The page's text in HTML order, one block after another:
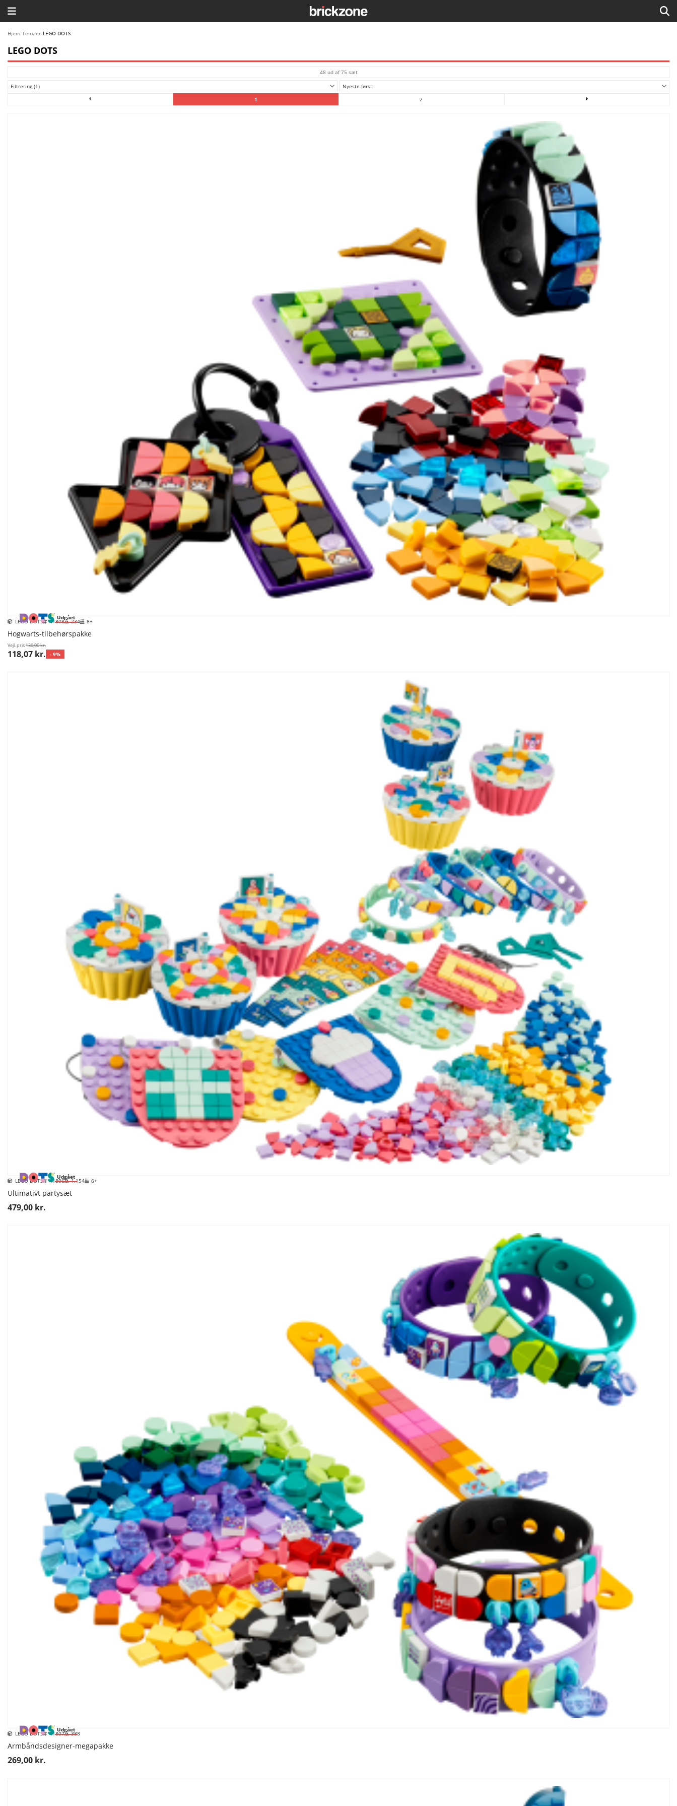
HJEM
TEMAER
Hjem Temaer LEGO DOTS
LEGO DOTS
1 2
48 ud af 75 sæt
Filtrering (1)
Nyeste først
Udgået
LEGO DOTS 41808 234 8+
Hogwarts-tilbehørspakke
Vejl. pris130,00 kr.
118,07 kr. - 9%
Udgået
LEGO DOTS 41806 1.154 6+
Ultimativt partysæt
479,00 kr.
Udgået
LEGO DOTS 41807 388
Armbåndsdesigner-megapakke
269,00 kr.